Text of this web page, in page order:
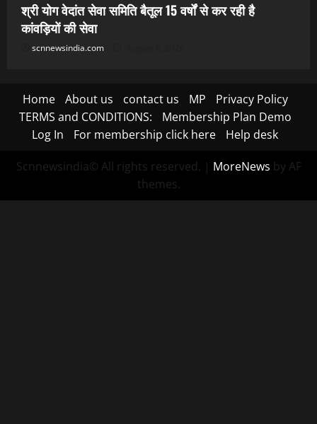
श्री योग वेदांत सेवा समिति बैतूल 15 वर्षों से कर रही है
कांवड़ियों की सेवा
scnnewsindia.com
Home About us contact us MP
Privacy Policy
TERMS and CONDITIONS:
Membership Plan Demo
Log In
For membership click here Help desk
Scnnewsindia© All rights reserved. | MoreNews by AF
themes.